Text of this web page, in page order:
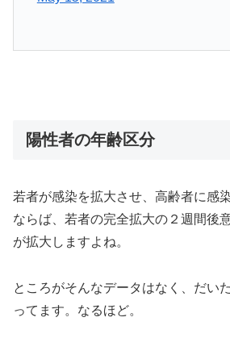
陽性者の年齢区分
若者が感染を拡大させ、高齢者に感
ならば、若者の完全拡大の２週間後
が拡大しますよね。
ところがそんなデータはなく、だい
ってます。なるほど。